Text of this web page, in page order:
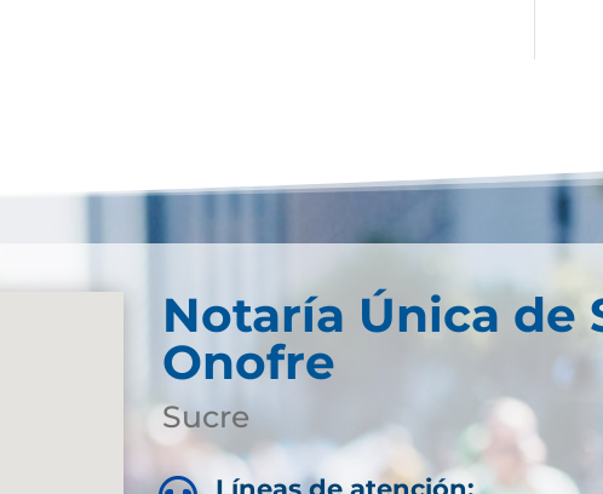
Notaría Única de
Onofre
Sucre